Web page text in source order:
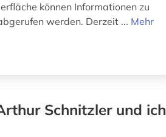
können Informationen zu
werden. Derzeit ... Mehr
Schnitzler und ich